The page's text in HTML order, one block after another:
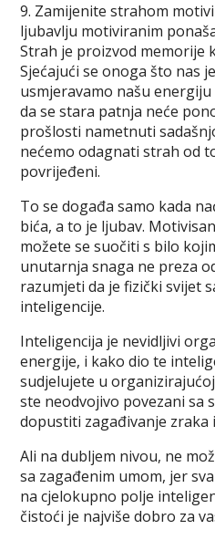
9. Zamijenite strahom
ljubavlju motiviranim
Strah je proizvod memorije
Sjećajući se onoga što nas
usmjeravamo našu
da se stara patnja neće
prošlosti nametnuti
nećemo odagnati strah od
povrijeđeni.
To se događa samo kada
bića, a to je ljubav.
možete se suočiti s bilo
unutarnja snaga ne preza
razumjeti da je fizički svijet
inteligencije.
Inteligencija je nevidljivi
energije, i kako dio te
sudjelujete u
ste neodvojivo povezani sa
dopustiti zagađivanje zraka
Ali na dubljem nivou, ne
sa zagađenim umom, jer
na cjelokupno polje
čistoći je najviše dobro za